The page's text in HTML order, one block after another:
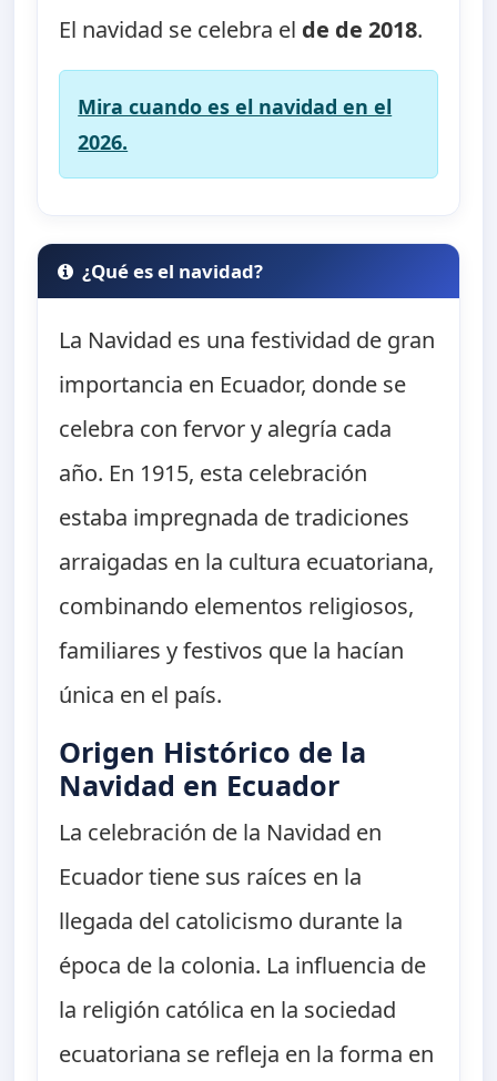
El navidad se celebra el de de 2018.
Mira cuando es el navidad en el
2026.
¿Qué es el navidad?
La Navidad es una festividad de gran
importancia en Ecuador, donde se
celebra con fervor y alegría cada
año. En 1915, esta celebración
estaba impregnada de tradiciones
arraigadas en la cultura ecuatoriana,
combinando elementos religiosos,
familiares y festivos que la hacían
única en el país.
Origen Histórico de la
Navidad en Ecuador
La celebración de la Navidad en
Ecuador tiene sus raíces en la
llegada del catolicismo durante la
época de la colonia. La influencia de
la religión católica en la sociedad
ecuatoriana se refleja en la forma en